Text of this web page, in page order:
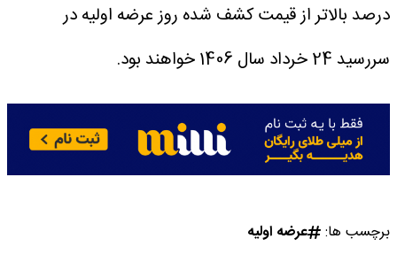
درصد بالاتر از قیمت کشف شده روز عرضه اولیه در
سررسید 24 خرداد سال 1406 ﺧﻮاﻫﻨﺪ ﺑﻮد.
برچسب ها: عرضه اولیه